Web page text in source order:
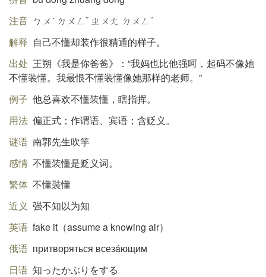
注音 ㄅㄨˋ ㄉㄨㄥˇ ㄓㄨㄤ ㄉㄨㄥˇ
解释 自己不懂却装作很精通的样子。
出处 王朔《我是你爸爸》：“我妈也比他强呵，起码不像她
不懂装懂。我最恨不懂装懂像她那样的老师。”
例子 他总喜欢不懂装懂，瞎指挥。
用法 偏正式；作谓语、宾语；含贬义。
谜语 南郭先生吹竽
感情 不懂装懂是贬义词。
繁体 不懂裝懂
近义 强不知以为知
英语 fake it（assume a knowing air）
俄语 притворяться всезáющим
日语 知ったかぶりをする